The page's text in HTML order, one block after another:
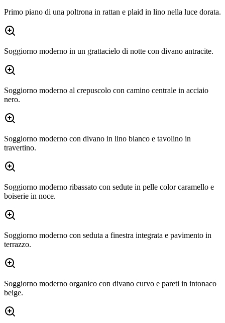
Primo piano di una poltrona in rattan e plaid in lino nella luce dorata.
Soggiorno moderno in un grattacielo di notte con divano antracite.
Soggiorno moderno al crepuscolo con camino centrale in acciaio
nero.
Soggiorno moderno con divano in lino bianco e tavolino in
travertino.
Soggiorno moderno ribassato con sedute in pelle color caramello e
boiserie in noce.
Soggiorno moderno con seduta a finestra integrata e pavimento in
terrazzo.
Soggiorno moderno organico con divano curvo e pareti in intonaco
beige.